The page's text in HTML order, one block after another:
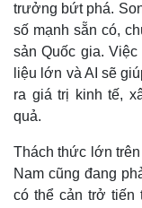
trưởng bứt phá.
số mạnh sẵn có,
sản Quốc gia.
liệu lớn và AI sẽ
ra giá trị kinh tế,
quả.
Thách thức lớn
Nam cũng đang
có thể cản trở tiến